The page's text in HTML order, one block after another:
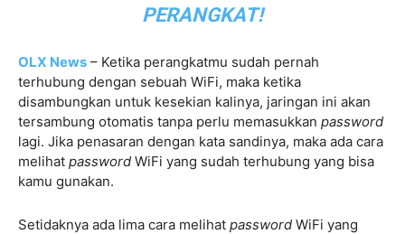
PERANGKAT!
OLX News – Ketika perangkatmu sudah pernah
terhubung dengan sebuah WiFi, maka ketika
disambungkan untuk kesekian kalinya, jaringan ini akan
tersambung otomatis tanpa perlu memasukkan password
lagi. Jika penasaran dengan kata sandinya, maka ada cara
melihat password WiFi yang sudah terhubung yang bisa
kamu gunakan.
Setidaknya ada lima cara melihat password WiFi yang